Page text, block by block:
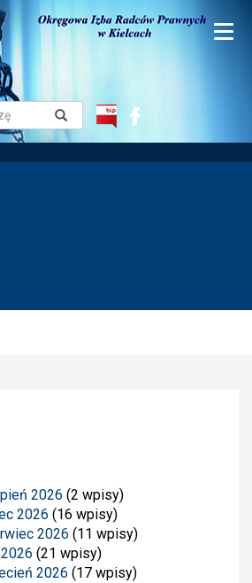
2026 (2 wpisy)
2026 (16 wpisy)
2026 (11 wpisy)
(21 wpisy)
2026 (17 wpisy)